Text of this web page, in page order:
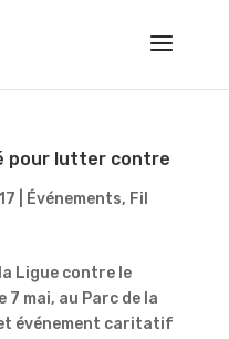
pour lutter contre
Événements, Fil
Ligue contre le
7 mai, au Parc de la
événement caritatif